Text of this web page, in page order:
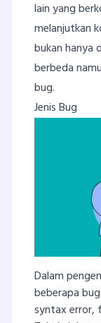
lain yang
melanjutkan
bukan hanya
berbeda
bug.
Jenis Bug
Dalam
beberapa
syntax error,